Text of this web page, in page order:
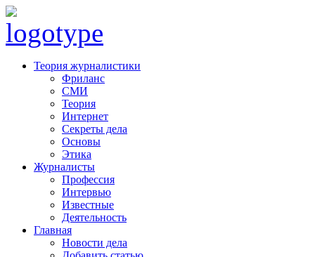
Теория журналистики
Фриланс
СМИ
Теория
Интернет
Секреты дела
Основы
Этика
Журналисты
Профессия
Интервью
Известные
Деятельность
Главная
Новости дела